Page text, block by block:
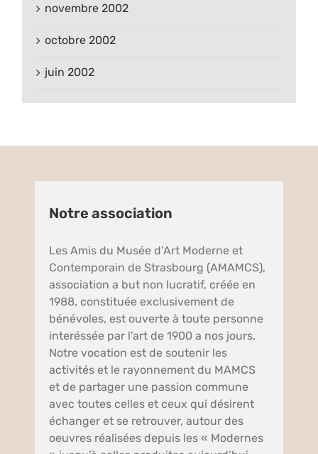
novembre 2002
octobre 2002
juin 2002
Notre association
Les Amis du Musée d’Art Moderne et
Contemporain de Strasbourg (AMAMCS),
association a but non lucratif, créée en
1988, constituée exclusivement de
bénévoles, est ouverte à toute personne
interéssée par l’art de 1900 a nos jours.
Notre vocation est de soutenir les
activités et le rayonnement du MAMCS
et de partager une passion commune
avec toutes celles et ceux qui désirent
échanger et se retrouver, autour des
oeuvres réalisées depuis les « Modernes